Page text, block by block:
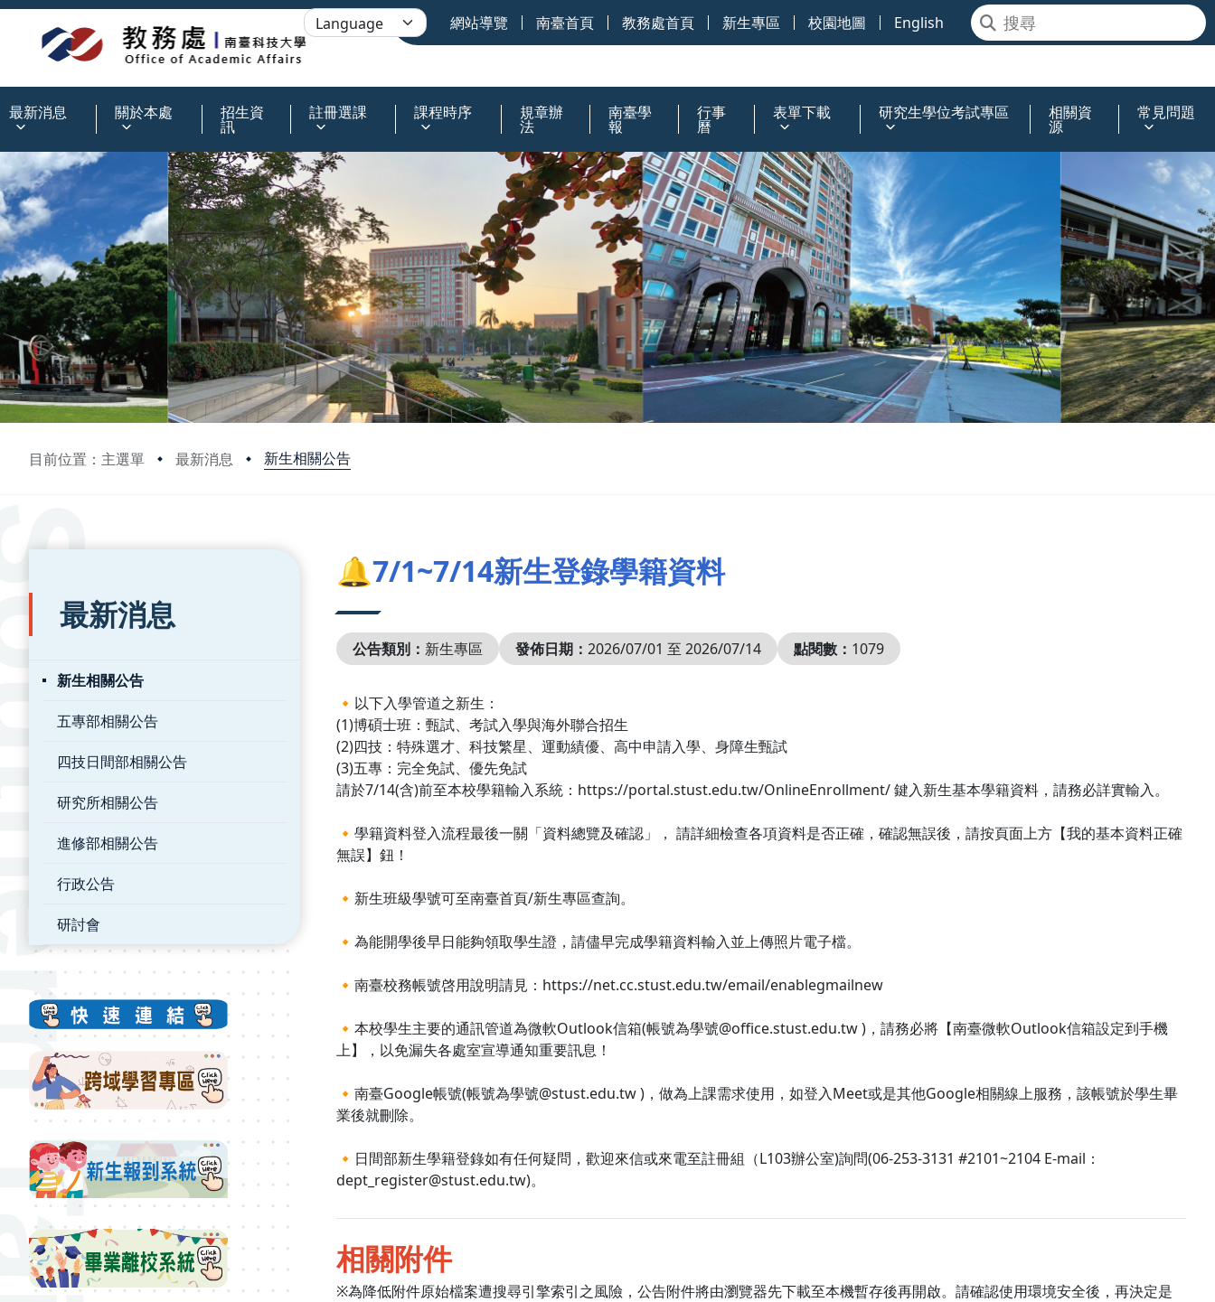
網站導覽 南臺首頁 教務處首頁 新生專區 校園地圖 English
最新消息 關於本處 招生資
訊
註冊選課 課程時序 規章辦
法
南臺學
報
行事
曆
表單下載 研究生學位考試專區 相關資
源
常見問題
目前位置：主選單 最新消息 新生相關公告
:::
最新消息
新生相關公告
五專部相關公告
四技日間部相關公告
研究所相關公告
進修部相關公告
行政公告
研討會
🔔7/1~7/14新生登錄學籍資料
公告類別： 新生專區 發佈日期： 2026/07/01 至 2026/07/14 點閱數： 1079
🔸以下入學管道之新生：
(1)博碩士班：甄試、考試入學與海外聯合招生
(2)四技：特殊選才、科技繁星、運動績優、高中申請入學、身障生甄試
(3)五專：完全免試、優先免試
請於7/14(含)前至本校學籍輸入系統：https://portal.stust.edu.tw/OnlineEnrollment/ 鍵入新生基本學籍資料，請務必詳實輸入。
🔸學籍資料登入流程最後一關「資料總覽及確認」， 請詳細檢查各項資料是否正確，確認無誤後，請按頁面上方【我的基本資料正確
無誤】鈕！
🔸新生班級學號可至南臺首頁/新生專區查詢。
🔸為能開學後早日能夠領取學生證，請儘早完成學籍資料輸入並上傳照片電子檔。
🔸南臺校務帳號啓用說明請見：https://net.cc.stust.edu.tw/email/enablegmailnew
🔸本校學生主要的通訊管道為微軟Outlook信箱(帳號為學號@office.stust.edu.tw )，請務必將【南臺微軟Outlook信箱設定到手機
上】，以免漏失各處室宣導通知重要訊息！
🔸南臺Google帳號(帳號為學號@stust.edu.tw )，做為上課需求使用，如登入Meet或是其他Google相關線上服務，該帳號於學生畢
業後就刪除。
🔸日間部新生學籍登錄如有任何疑問，歡迎來信或來電至註冊組（L103辦公室)詢問(06-253-3131 #2101~2104 E-mail：
dept_register@stust.edu.tw)。
相關附件
※為降低附件原始檔案遭搜尋引擎索引之風險，公告附件將由瀏覽器先下載至本機暫存後再開啟。請確認使用環境安全後，再決定是